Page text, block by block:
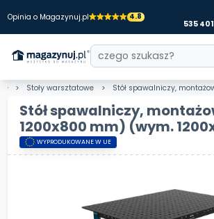
Opinia o Magazynuj.pl 4.8
535
Stoły warsztatowe Stół spawalniczy,
Stół spawalniczy,
1200x800 mm) (wym.
WYPRODUKOWANE W UE